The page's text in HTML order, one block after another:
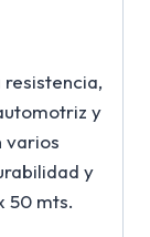
y
varios
y
50 mts.